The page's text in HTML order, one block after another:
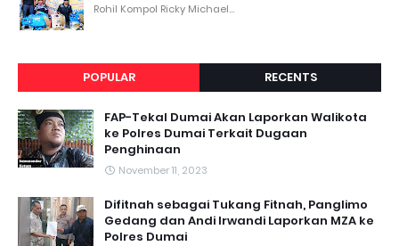
Rohil Kompol Ricky Michael...
POPULAR RECENTS
FAP-Tekal Dumai Akan Laporkan Walikota
ke Polres Dumai Terkait Dugaan
Penghinaan
November 11, 2023
Difitnah sebagai Tukang Fitnah, Panglimo
Gedang dan Andi Irwandi Laporkan MZA ke
Polres Dumai